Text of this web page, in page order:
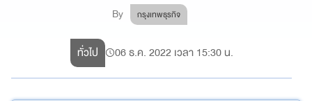
By กรุงเทพธุรกิจ
ทั่วไป 06 ธ.ค. 2022 เวลา 15:30 น.